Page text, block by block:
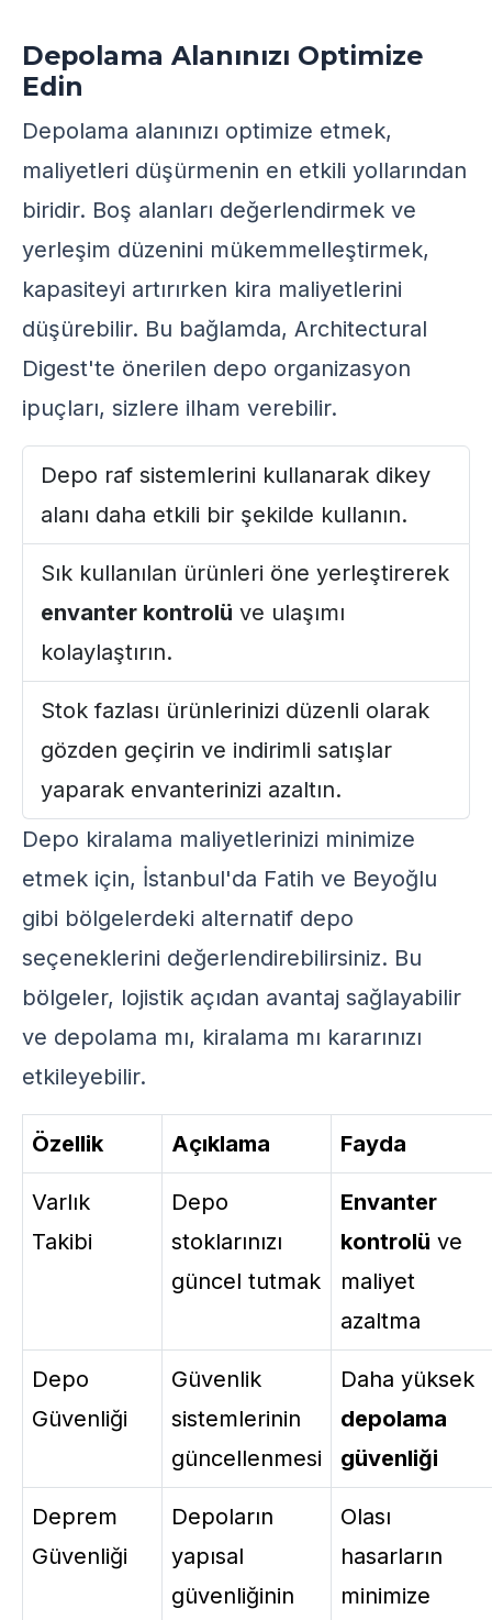
Depolama Alanınızı Optimize
Edin
Depolama alanınızı optimize etmek,
maliyetleri düşürmenin en etkili yollarından
biridir. Boş alanları değerlendirmek ve
yerleşim düzenini mükemmelleştirmek,
kapasiteyi artırırken kira maliyetlerini
düşürebilir. Bu bağlamda, Architectural
Digest'te önerilen depo organizasyon
ipuçları, sizlere ilham verebilir.
Depo raf sistemlerini kullanarak dikey
alanı daha etkili bir şekilde kullanın.
Sık kullanılan ürünleri öne yerleştirerek
envanter kontrolü ve ulaşımı
kolaylaştırın.
Stok fazlası ürünlerinizi düzenli olarak
gözden geçirin ve indirimli satışlar
yaparak envanterinizi azaltın.
Depo kiralama maliyetlerinizi minimize
etmek için, İstanbul'da Fatih ve Beyoğlu
gibi bölgelerdeki alternatif depo
seçeneklerini değerlendirebilirsiniz. Bu
bölgeler, lojistik açıdan avantaj sağlayabilir
ve depolama mı, kiralama mı kararınızı
etkileyebilir.
Özellik Açıklama Fayda
Varlık
Takibi
Depo
stoklarınızı
güncel tutmak
Envanter
kontrolü ve
maliyet
azaltma
Depo
Güvenliği
Güvenlik
sistemlerinin
güncellenmesi
Daha yüksek
depolama
güvenliği
Deprem
Güvenliği
Depoların
yapısal
güvenliğinin
Olası
hasarların
minimize